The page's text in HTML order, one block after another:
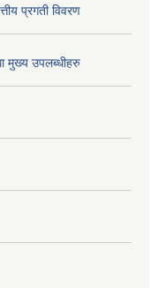
प्रगती विवरण
मुख्य उपलब्धीहरु